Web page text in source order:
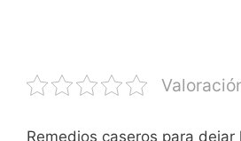
Remedios caseros para dejar